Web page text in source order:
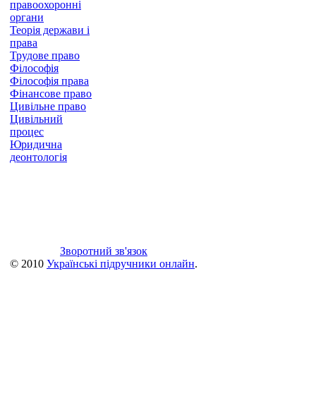
правоохоронні
органи
Теорія держави і
права
Трудове право
Філософія
Філософія права
Фінансове право
Цивільне право
Цивільний
процес
Юридична
деонтологія
Зворотний зв'язок
© 2010 Українські підручники онлайн.